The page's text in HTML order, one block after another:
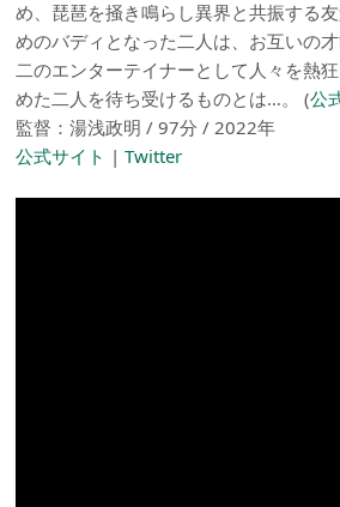
め、琵琶を掻き鳴らし異界と共振する
めのバディとなった二人は、お互いの
二のエンターテイナーとして人々を熱
めた二人を待ち受けるものとは…。 (公
監督：湯浅政明 / 97分 / 2022年
公式サイト |Twitter